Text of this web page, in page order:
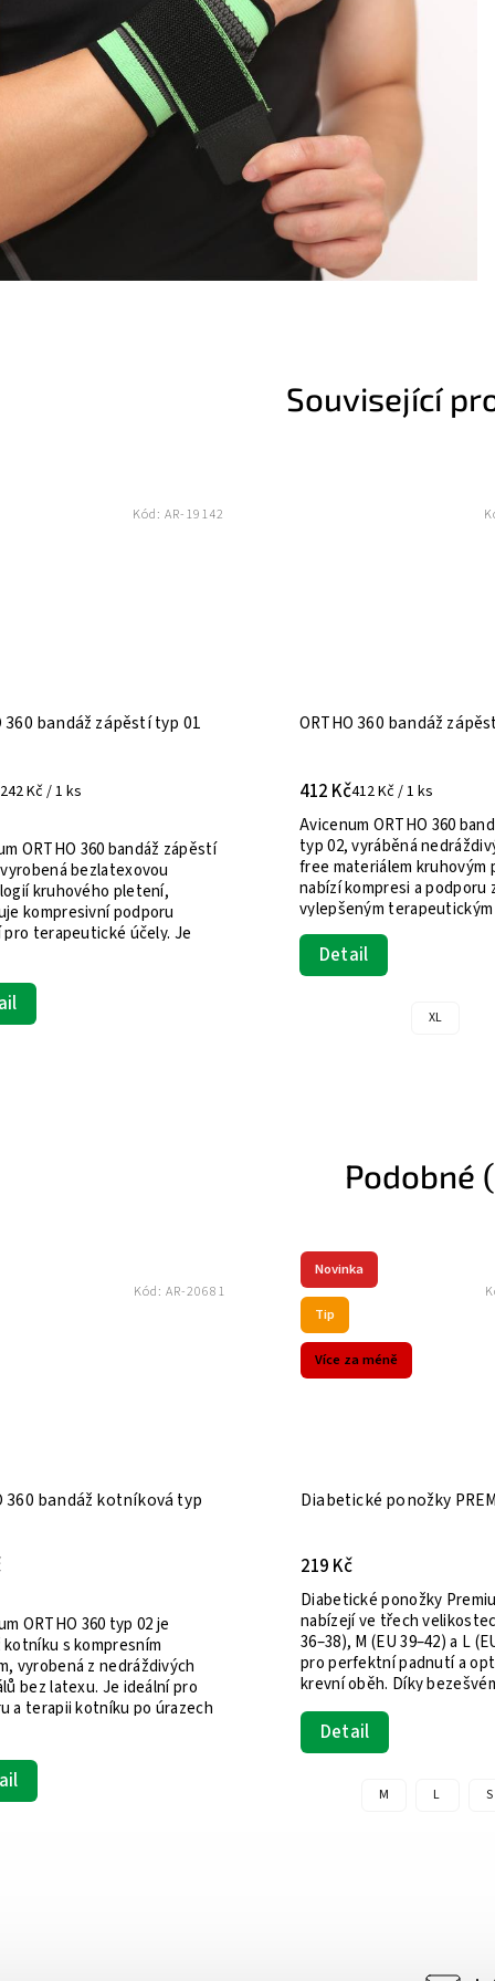
Související
zápěstí typ 02
latex-
pletením,
zápěstí s
efektem...
ORTHO 360 bandáž loketní typ 02
428 Kč / 1 ks
Avicenum ORTHO 360 loketní bandáž
typ 02, vyrobená technologií
kruhového pletení z nedráždivých
materiálů bez latexu, poskytuje
kompresivní podporu lokte pro
Podobné
Diabetické ponožky PREMIUM
Diabetické ponožky Premium se
nabízejí ve třech velikostech – S (EU
36–38), M (EU 39–42) a L (EU 43–45) –
pro perfektní padnutí a optimální
krevní oběh. Díky bezešvému...
Kód:RR-00014
Tato
nebo